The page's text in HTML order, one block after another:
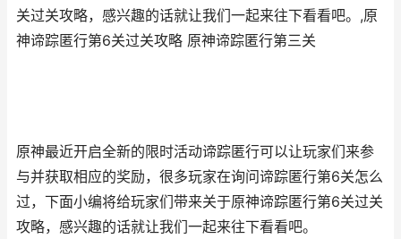
关过关攻略，感兴趣的话就让我们一起来往下看看吧。,原
神谛踪匿行第6关过关攻略 原神谛踪匿行第三关
原神最近开启全新的限时活动谛踪匿行可以让玩家们来参
与并获取相应的奖励，很多玩家在询问谛踪匿行第6关怎么
过，下面小编将给玩家们带来关于原神谛踪匿行第6关过关
攻略，感兴趣的话就让我们一起来往下看看吧。